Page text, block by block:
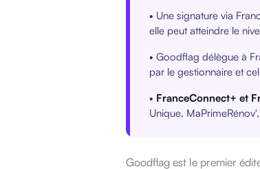
• Une signature via
elle peut atteindre le
• Goodflag délègue à
par le gestionnaire et
• FranceConnect+ et
Unique,
Goodflag est le premier